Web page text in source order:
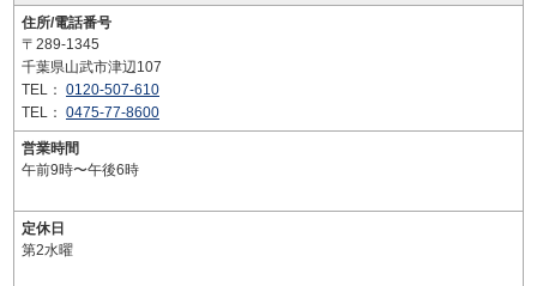
住所/電話番号
〒289-1345
千葉県山武市津辺107
TEL： 0120-507-610
TEL： 0475-77-8600
営業時間
午前9時〜午後6時
定休日
第2水曜